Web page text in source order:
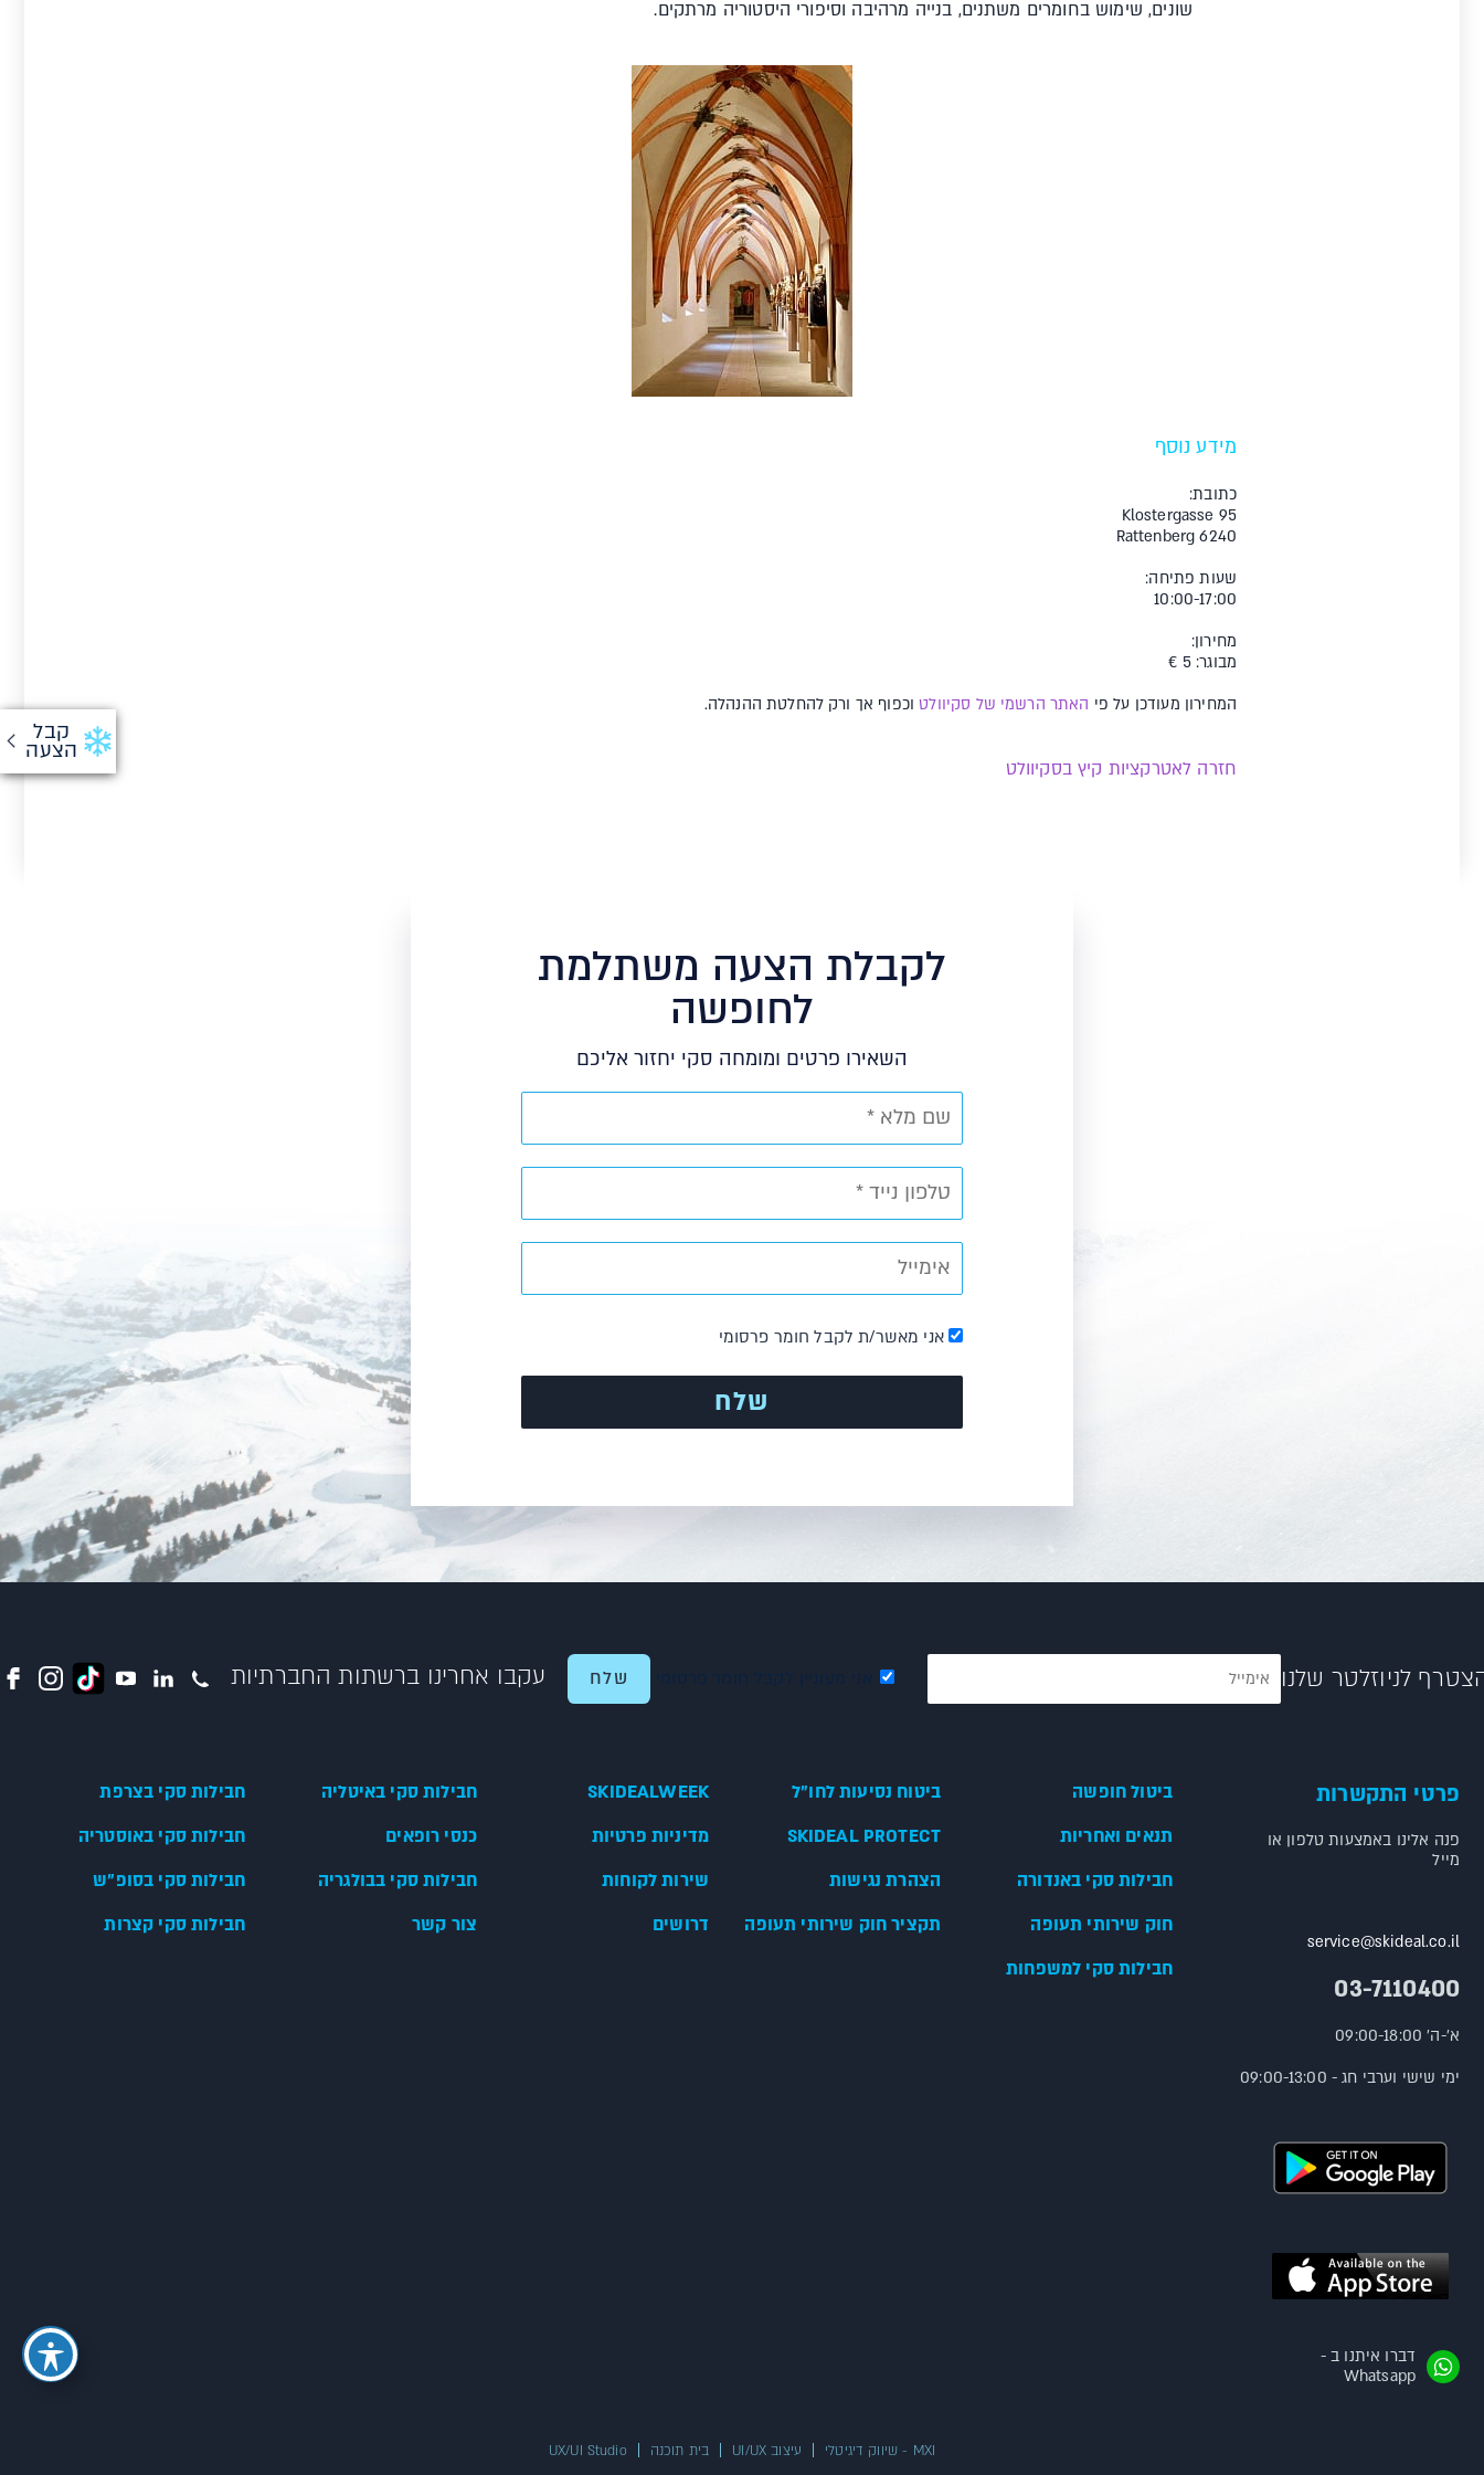
קבל
הצעה
שונים, שימוש בחומרים משתנים, בנייה מרהיבה וסיפורי היסטוריה מרתקים.
מידע נוסף
כתובת:
Klostergasse 95
6240 Rattenberg
שעות פתיחה:
10:00-17:00
מחירון:
מבוגר: 5 €
המחירון מעודכן על פי האתר הרשמי של סקיוולטוכפוף אך ורק להחלטת ההנהלה.
חזרה לאטרקציות קיץ בסקיוולט
לקבלת הצעה משתלמת
לחופשה
השאירו פרטים ומומחה סקי יחזור אליכם
אני מאשר/ת לקבל חומר פרסומי
לניוזלטר שלנו עקבו אחרינו ברשתות החברתיות
פרטי התקשרות
פנה אלינו באמצעות טלפון או
מייל
service@skideal.co.il
03-7110400
א'-ה' 09:00-18:00
ימי שישי וערבי חג - 09:00-13:00
דברו איתנו ב -
Whatsapp
ביטול חופשה ביטוח נסיעות לחו"ל SKIDEALWEEK חבילות סקי באיטליה
חבילות סקי בצרפת
תנאים ואחריות
SKIDEAL PROTECT מדיניות פרטיות כנסי רופאים
חבילות סקי באוסטריה
חבילות סקי באנדורה
הצהרת נגישות שירות לקוחות חבילות סקי בבולגריה
חבילות סקי בסופ"ש
חוק שירותי תעופה
תקציר חוק שירותי תעופה דרושים צור קשר
חבילות סקי קצרות
חבילות סקי למשפחות
UX/UI Studio בית תוכנה עיצוב UI/UX MXI - שיווק דיגיטלי